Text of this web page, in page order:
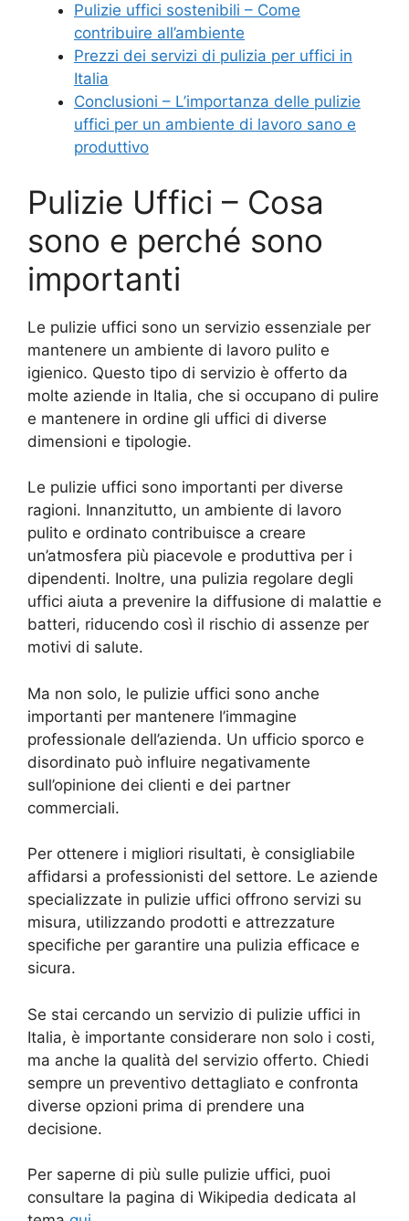
Pulizie uffici sostenibili – Come
contribuire all’ambiente
Prezzi dei servizi di pulizia per uffici in
Italia
Conclusioni – L’importanza delle pulizie
uffici per un ambiente di lavoro sano e
produttivo
Pulizie Uffici – Cosa
sono e perché sono
importanti
Le pulizie uffici sono un servizio essenziale per
mantenere un ambiente di lavoro pulito e
igienico. Questo tipo di servizio è offerto da
molte aziende in Italia, che si occupano di pulire
e mantenere in ordine gli uffici di diverse
dimensioni e tipologie.
Le pulizie uffici sono importanti per diverse
ragioni. Innanzitutto, un ambiente di lavoro
pulito e ordinato contribuisce a creare
un’atmosfera più piacevole e produttiva per i
dipendenti. Inoltre, una pulizia regolare degli
uffici aiuta a prevenire la diffusione di malattie e
batteri, riducendo così il rischio di assenze per
motivi di salute.
Ma non solo, le pulizie uffici sono anche
importanti per mantenere l’immagine
professionale dell’azienda. Un ufficio sporco e
disordinato può influire negativamente
sull’opinione dei clienti e dei partner
commerciali.
Per ottenere i migliori risultati, è consigliabile
affidarsi a professionisti del settore. Le aziende
specializzate in pulizie uffici offrono servizi su
misura, utilizzando prodotti e attrezzature
specifiche per garantire una pulizia efficace e
sicura.
Se stai cercando un servizio di pulizie uffici in
Italia, è importante considerare non solo i costi,
ma anche la qualità del servizio offerto. Chiedi
sempre un preventivo dettagliato e confronta
diverse opzioni prima di prendere una
decisione.
Per saperne di più sulle pulizie uffici, puoi
consultare la pagina di Wikipedia dedicata al